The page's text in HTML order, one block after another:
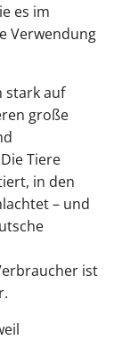
es im
Verwendung
stark auf
große
Tiere
in den
– und
ist